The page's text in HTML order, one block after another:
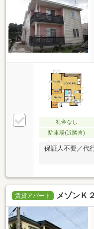
礼金なし
駐車場(近隣含)
保証人不要／代
賃貸アパート メゾンＫ２